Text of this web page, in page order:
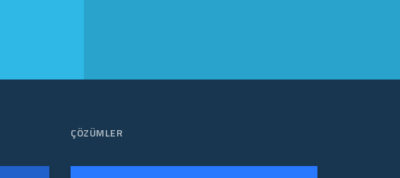
ÇÖZÜMLER